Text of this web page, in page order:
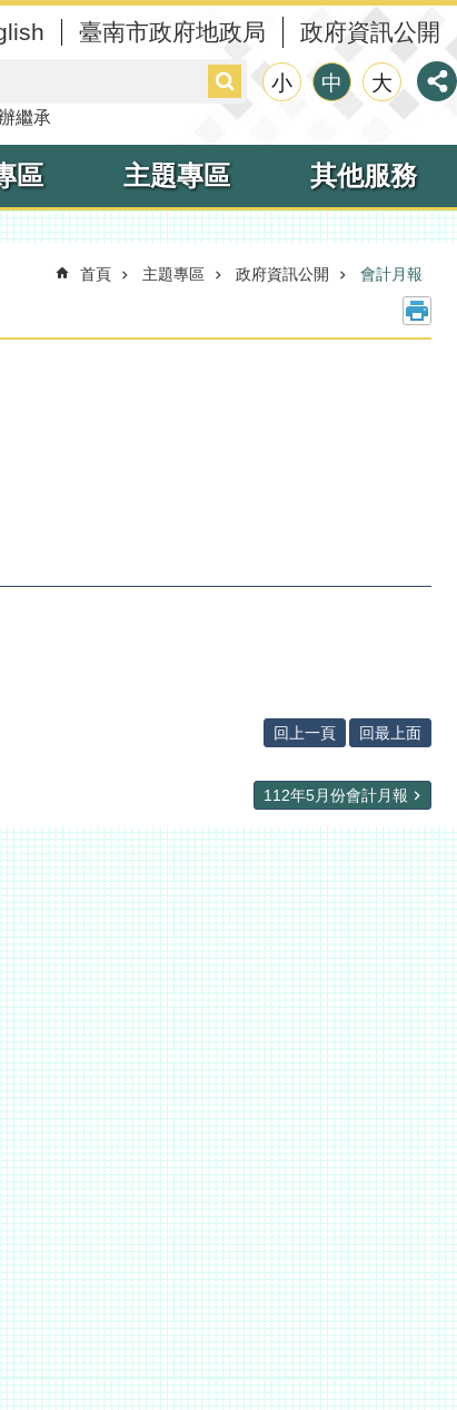
臺南市政府地政局 政府資訊公開
搜
尋 小 中 大
繼承
區 主題專區 其他服務
首頁 主題專區 政府資訊公開 會計月報
回上一頁 回最上面
112年5月份會計月報